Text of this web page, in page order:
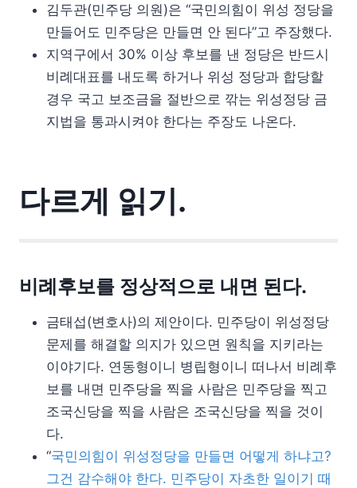
김두관(민주당 의원)은 “국민의힘이 위성 정당을
만들어도 민주당은 만들면 안 된다”고 주장했다.
지역구에서 30% 이상 후보를 낸 정당은 반드시
비례대표를 내도록 하거나 위성 정당과 합당할
경우 국고 보조금을 절반으로 깎는 위성정당 금
지법을 통과시켜야 한다는 주장도 나온다.
다르게 읽기.
비례후보를 정상적으로 내면 된다.
금태섭(변호사)의 제안이다. 민주당이 위성정당
문제를 해결할 의지가 있으면 원칙을 지키라는
이야기다. 연동형이니 병립형이니 떠나서 비례후
보를 내면 민주당을 찍을 사람은 민주당을 찍고
조국신당을 찍을 사람은 조국신당을 찍을 것이
다.
“국민의힘이 위성정당을 만들면 어떻게 하냐고?
그건 감수해야 한다. 민주당이 자초한 일이기 때